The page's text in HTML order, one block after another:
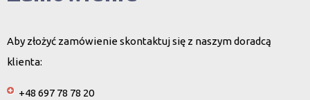
Aby złożyć zamówienie skontaktuj się z naszym doradcą
klienta:
+48 697 78 78 20